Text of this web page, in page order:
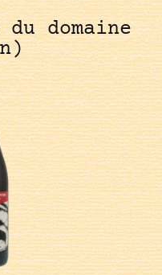
domaine